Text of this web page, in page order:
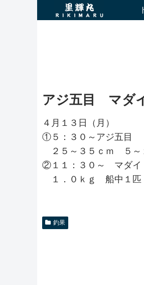
アジ五目 マダ
４月１３日（月）
①５：３０～アジ五目
２５～３５ｃｍ ５～
②１１：３０～ マダイ
１．０ｋｇ 船中１
釣果